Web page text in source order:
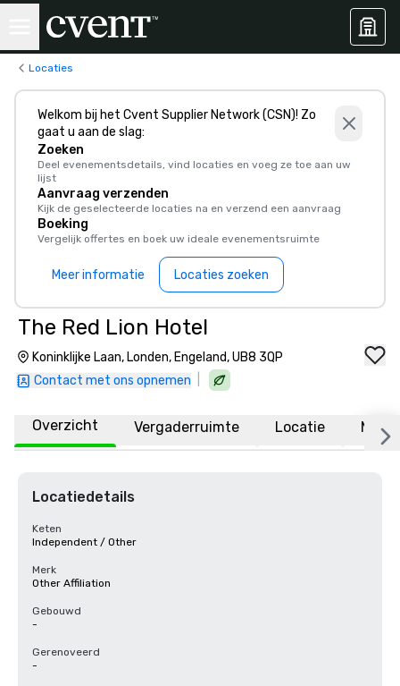
Locaties
Welkom bij het Cvent Supplier Network (CSN)! Zo
gaat u aan de slag:
Zoeken
Deel evenementsdetails, vind locaties en voeg ze toe aan uw
lijst
Aanvraag verzenden
Kijk de geselecteerde locaties na en verzend een aanvraag
Boeking
Vergelijk offertes en boek uw ideale evenementsruimte
Meer informatie Locaties zoeken
The Red Lion Hotel
Koninklijke Laan, Londen, Engeland, UB8 3QP
Contact met ons opnemen
Overzicht Vergaderruimte Locatie Meer
Locatiedetails
Keten
Independent / Other
Merk
Other Affiliation
Gebouwd
-
Gerenoveerd
-